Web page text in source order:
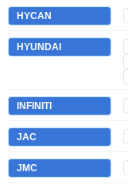
HYCAN
HYUNDAI
INFINITI
JAC
JMC